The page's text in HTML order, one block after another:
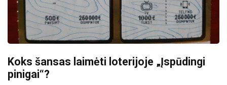
Koks šansas laimėti loterijoje „Įspūdingi
pinigai“?